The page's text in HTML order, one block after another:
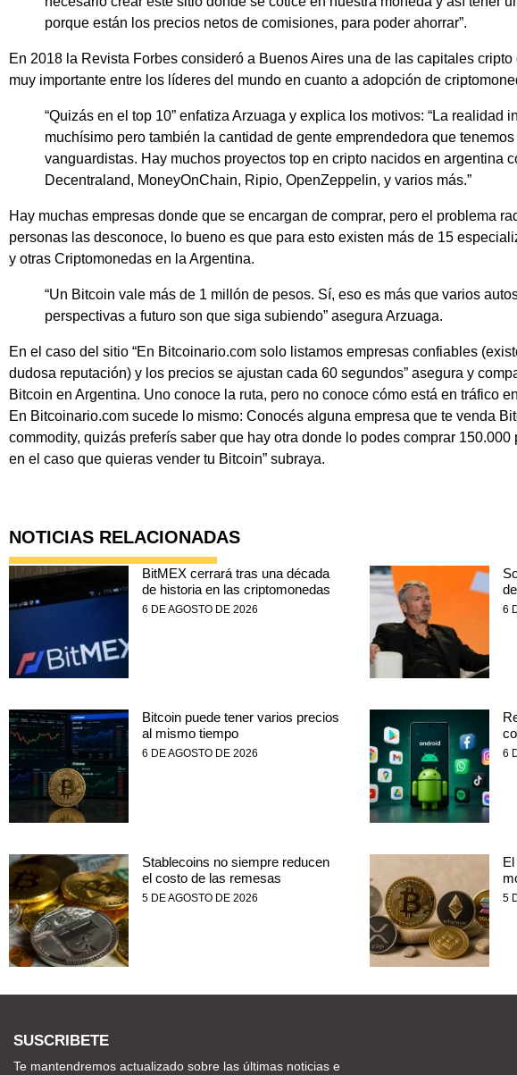
porque están los precios netos de comisiones, para poder ahorrar”.
En 2018 la Revista Forbes consideró a Buenos Aires una de las capitales
muy importante entre los líderes del mundo en cuanto a adopción de
“Quizás en el top 10” enfatiza Arzuaga y explica los motivos: “La realidad
muchísimo pero también la cantidad de gente emprendedora que
vanguardistas. Hay muchos proyectos top en cripto nacidos en argentina
Decentraland, MoneyOnChain, Ripio, OpenZeppelin, y varios más.”
Hay muchas empresas donde que se encargan de comprar, pero el problema
personas las desconoce, lo bueno es que para esto existen más de 15
y otras Criptomonedas en la Argentina.
“Un Bitcoin vale más de 1 millón de pesos. Sí, eso es más que varios
perspectivas a futuro son que siga subiendo” asegura Arzuaga.
En el caso del sitio “En Bitcoinario.com solo listamos empresas confiables
dudosa reputación) y los precios se ajustan cada 60 segundos” asegura y
Bitcoin en Argentina. Uno conoce la ruta, pero no conoce cómo está en tráfico
En Bitcoinario.com sucede lo mismo: Conocés alguna empresa que te venda
commodity, quizás preferís saber que hay otra donde lo podes comprar 150.000
en el caso que quieras vender tu Bitcoin” subraya.
NOTICIAS RELACIONADAS
BitMEX cerrará tras una década
de historia en las criptomonedas
6 DE AGOSTO DE 2026 6
Bitcoin puede tener varios precios
al mismo tiempo
6 DE AGOSTO DE 2026 6
Stablecoins no siempre reducen
el costo de las remesas
5 DE AGOSTO DE 2026 5
SUSCRIBETE
Te mantendremos actualizado sobre las últimas noticias e